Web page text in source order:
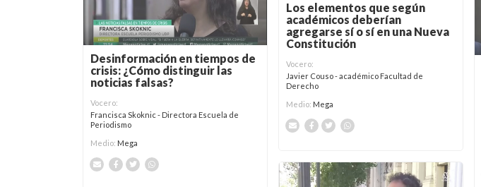
Los elementos que según
académicos deberían
agregarse sí o sí en una Nueva
Constitución
Vocero:
Javier Couso - académico Facultad de
Derecho
Medio: Mega
Desinformación en tiempos de
crisis: ¿Cómo distinguir las
noticias falsas?
Vocero:
Francisca Skoknic - Directora Escuela de
Periodismo
Medio: Mega